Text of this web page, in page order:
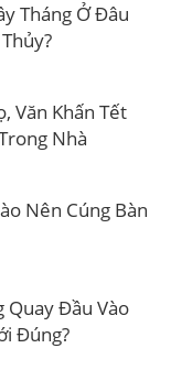
Tháng Ở Đâu
Văn Khấn Tết
Nhà
Nên Cúng Bàn
Quay Đầu Vào
Đúng?